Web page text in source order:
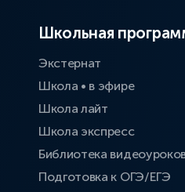
Школьная
Экстернат
Школа • в эфире
Школа лайт
Школа экспресс
Библиотека
Подготовка к ОГЭ/ЕГЭ